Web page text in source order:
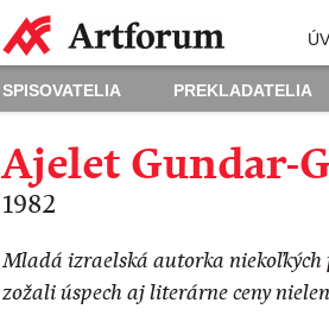
SPISOVATELIA PREKLADATELIA
Ajelet Gundar-
1982
​Mladá izraelská autorka
zožali úspech aj literárne ceny